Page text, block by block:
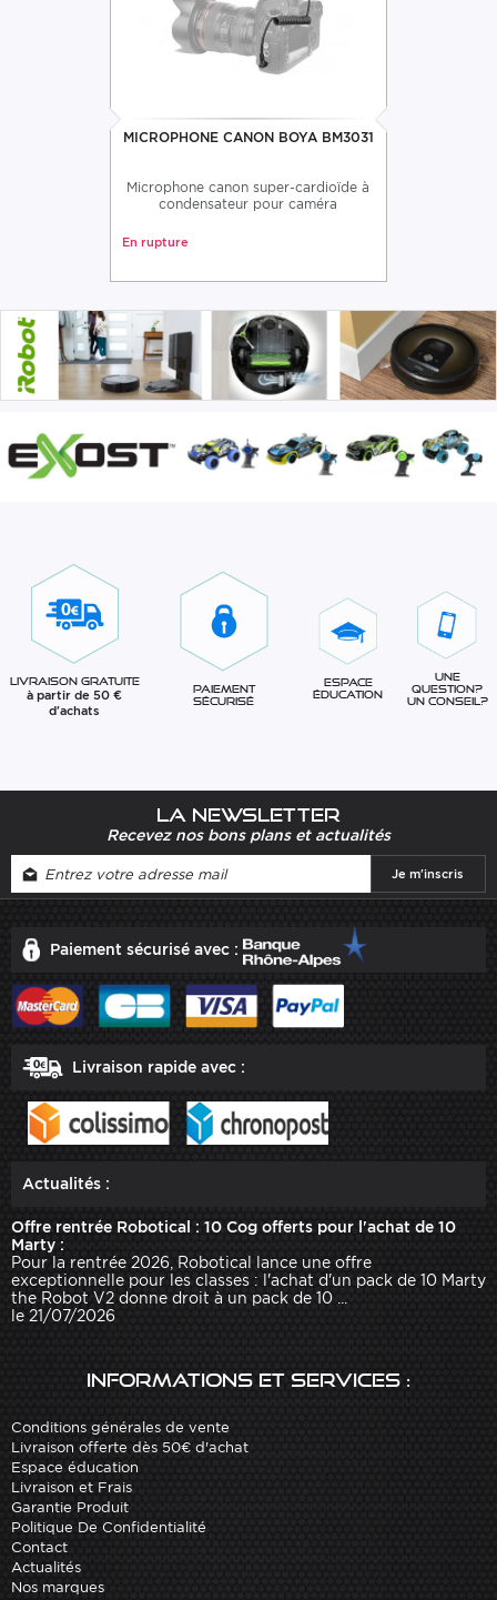
MICROPHONE CANON BOYA BM3031
Microphone canon super-cardioïde à
condensateur pour caméra
En rupture
Livraison gratuite
à partir de 50 €
d'achats
Paiement
sécurisé
Espace
éducation
Une
question?
Un conseil?
La newsletter
Recevez nos bons plans et actualités
Paiement sécurisé avec :
Livraison rapide avec :
Actualités :
Offre rentrée Robotical : 10 Cog offerts pour l'achat de 10
Marty :
Pour la rentrée 2026, Robotical lance une offre
exceptionnelle pour les classes : l'achat d'un pack de 10 Marty
the Robot V2 donne droit à un pack de 10 ...
le 21/07/2026
Informations et services :
Conditions générales de vente
Livraison offerte dès 50€ d'achat
Espace éducation
Livraison et Frais
Garantie Produit
Politique De Confidentialité
Contact
Actualités
Nos marques